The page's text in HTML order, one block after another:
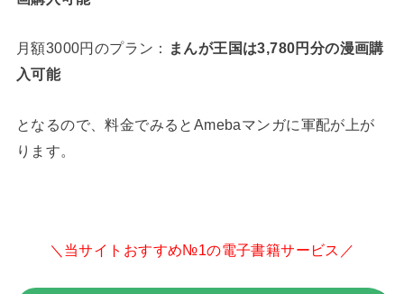
月額3000円のプラン：
まんが王国は3,780円分の漫画購
入可能
となるので、料金でみるとAmebaマンガに軍配が上が
ります。
＼当サイトおすすめ№1の電子書籍サービス／